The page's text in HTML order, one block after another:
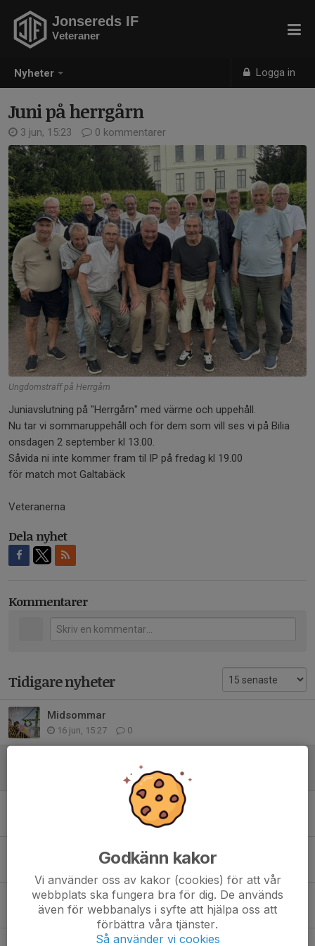
Nyheter Logga in
Jonsereds IF
Veteraner
Juni på herrgårn
3 jun, 15:23 0 kommentarer
Ungdomsträff på Herrgårn
Juniavslutning på "Herrgårn" med värme och uppehåll.
Nu tar vi sommaruppehåll och för dem som vill ses vi på Bilia
onsdagen 2 september kl 13.00.
Såvida ni inte kommer fram til IP på fredag kl 19.00
för match mot Galtabäck
Veteranerna
Dela nyhet
Kommentarer
Tidigare nyheter
Midsommar
16 jun, 15:27 0
0
Februariträff
Peter Henriksson
14 dec 2025 1
Godkänn kakor
Vi använder oss av kakor (cookies) för att vår
webbplats ska fungera bra för dig. De används
även för webbanalys i syfte att hjälpa oss att
förbättra våra tjänster.
Så använder vi cookies